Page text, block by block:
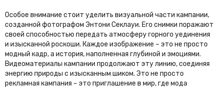
Особое внимание стоит уделить визуальной части кампании,
созданной фотографом Энтони Секлауи. Его снимки поражают
своей способностью передать атмосферу горного уединения
и изысканной роскоши. Каждое изображение – это не просто
модный кадр, а история, наполненная глубиной и эмоциями.
Видеоматериалы кампании продолжают эту линию, соединяя
энергию природы с изысканным шиком. Это не просто
рекламная кампания – это приглашение в мир, где мода